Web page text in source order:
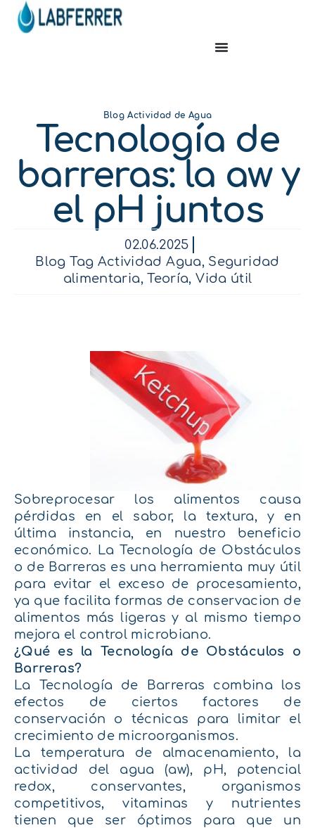
Blog Actividad de Agua
Tecnología de
barreras: la aw y
el pH juntos
02.06.2025
Blog Tag Actividad Agua, Seguridad
alimentaria,Teoría,Vida útil
Sobreprocesar los alimentos causa
pérdidas en el sabor, la textura, y en
última instancia, en nuestro beneficio
económico. La Tecnología de Obstáculos
o de Barreras es una herramienta muy útil
para evitar el exceso de procesamiento,
ya que facilita formas de conservacion de
alimentos más ligeras y al mismo tiempo
mejora el control microbiano.
¿Qué es la Tecnología de Obstáculos o
Barreras?
La Tecnología de Barreras combina los
efectos de ciertos factores de
conservación o técnicas para limitar el
crecimiento de microorganismos.
La temperatura de almacenamiento, la
actividad del agua (aw), pH, potencial
redox, conservantes, organismos
competitivos, vitaminas y nutrientes
tienen que ser óptimos para que un